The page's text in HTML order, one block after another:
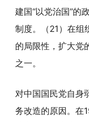
建国“以党治国”的
制度。（21）在组
的局限性，扩大党
之一。
对中国国民党自身
务改造的原因。在